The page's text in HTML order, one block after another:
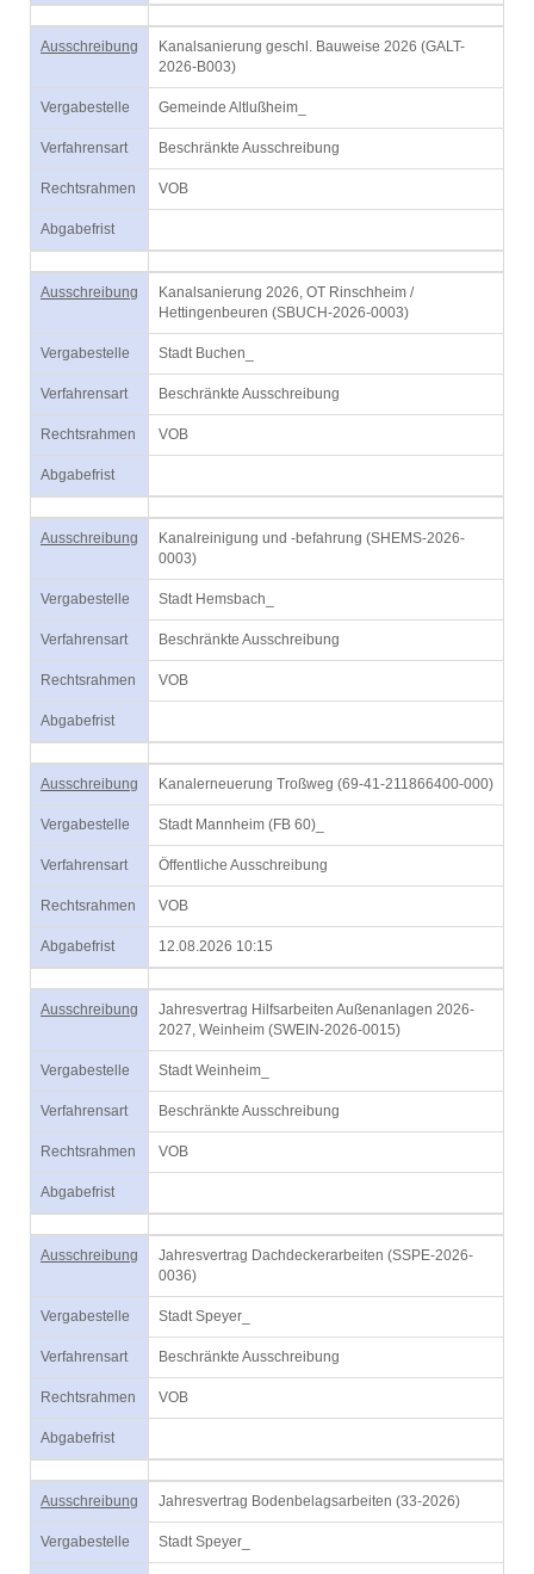
Ausschreibung
Kanalsanierung geschl. Bauweise 2026 (GALT-
2026-B003)
Vergabestelle Gemeinde Altlußheim_
Verfahrensart Beschränkte Ausschreibung
Rechtsrahmen VOB
Abgabefrist
Ausschreibung
Kanalsanierung 2026, OT Rinschheim /
Hettingenbeuren (SBUCH-2026-0003)
Vergabestelle Stadt Buchen_
Verfahrensart Beschränkte Ausschreibung
Rechtsrahmen VOB
Abgabefrist
Ausschreibung
Kanalreinigung und -befahrung (SHEMS-2026-
0003)
Vergabestelle Stadt Hemsbach_
Verfahrensart Beschränkte Ausschreibung
Rechtsrahmen VOB
Abgabefrist
Ausschreibung Kanalerneuerung Troßweg (69-41-211866400-000)
Vergabestelle Stadt Mannheim (FB 60)_
Verfahrensart Öffentliche Ausschreibung
Rechtsrahmen VOB
Abgabefrist 12.08.2026 10:15
Ausschreibung
Jahresvertrag Hilfsarbeiten Außenanlagen 2026-
2027, Weinheim (SWEIN-2026-0015)
Vergabestelle Stadt Weinheim_
Verfahrensart Beschränkte Ausschreibung
Rechtsrahmen VOB
Abgabefrist
Ausschreibung
Jahresvertrag Dachdeckerarbeiten (SSPE-2026-
0036)
Vergabestelle Stadt Speyer_
Verfahrensart Beschränkte Ausschreibung
Rechtsrahmen VOB
Abgabefrist
Ausschreibung Jahresvertrag Bodenbelagsarbeiten (33-2026)
Vergabestelle Stadt Speyer_